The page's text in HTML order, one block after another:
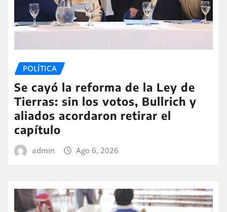
POLÍTICA
Se cayó la reforma de la Ley de
Tierras: sin los votos, Bullrich y
aliados acordaron retirar el
capítulo
admin Ago 6, 2026